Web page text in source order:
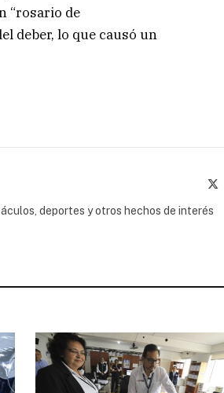
“rosario de
deber, lo que causó un
deportes y otros hechos de interés